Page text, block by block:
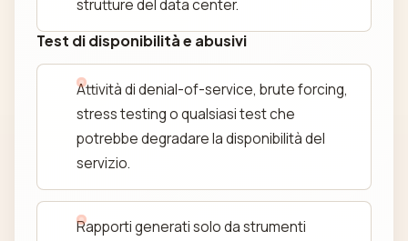
strutture del data center.
Test di disponibilità e abusivi
Attività di denial-of-service, brute forcing,
stress testing o qualsiasi test che
potrebbe degradare la disponibilità del
servizio.
Rapporti generati solo da strumenti